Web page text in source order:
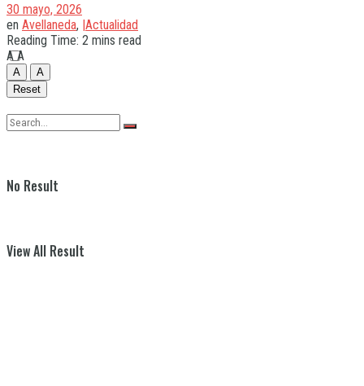
No Result
View All Result
30 mayo, 2026
en Avellaneda, |Actualidad
Reading Time: 2 mins read
A A
A
A
Reset